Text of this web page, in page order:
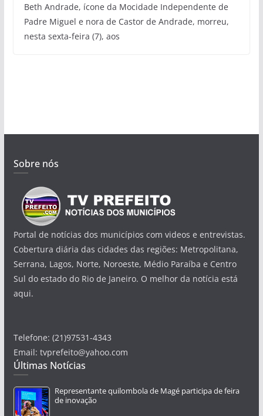
Beth Andrade, ícone da Mocidade Independente de
Padre Miguel e nora de Castor de Andrade, morreu,
nesta sexta-feira (7), aos
Sobre nós
Portal de notícias dos municípios com videos e entrevistas.
Cobertura diária das cidades das regiões: Metropolitana,
Serrana, Lagos, Norte, Noroeste, Médio Paraíba e Centro
Sul do estado do Rio de Janeiro. O melhor da notícia está
aqui.
Telefone: (21)97531-4343
Email: tvprefeito@yahoo.com
Últimas Notícias
Representante quilombola de Magé participa de feira
de inovação